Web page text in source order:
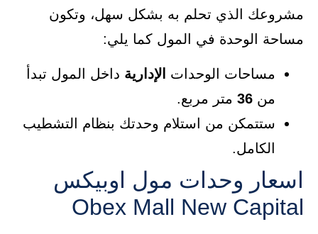
مشروعك الذي تحلم به بشكل سهل، وتكون
مساحة الوحدة في المول كما يلي:
مساحات الوحدات الإدارية داخل المول تبدأ
من
متر مربع.
ستتمكن من استلام وحدتك بنظام التشطيب
الكامل.
اسعار وحدات مول اوبيكس
Obex Mall New Capital